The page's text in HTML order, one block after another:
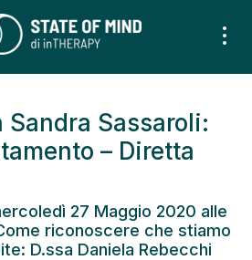
Sandra Sassaroli:
– Diretta
27 Maggio 2020 alle
riconoscere che stiamo
D.ssa Daniela Rebecchi